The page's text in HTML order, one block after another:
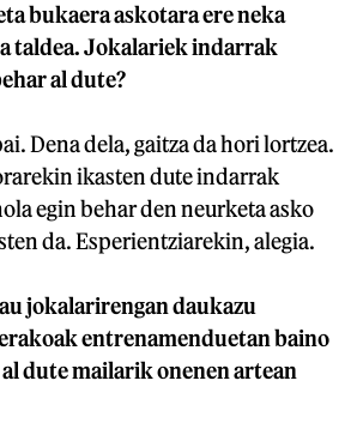
bukaera askotara ere neka
taldea. Jokalariek indarrak
al dute?
Dena dela, gaitza da hori lortzea.
ikasten dute indarrak
egin behar den neurketa asko
da. Esperientziarekin, alegia.
jokalarirengan daukazu
entrenamenduetan baino
dute mailarik onenen artean